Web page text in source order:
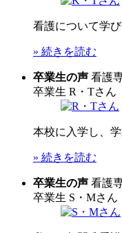
看護について学
» 続きを読む
卒業生の声 看護
卒業生 R・Tさん
本校に入学し、
» 続きを読む
卒業生の声 看護
卒業生 S・Mさん